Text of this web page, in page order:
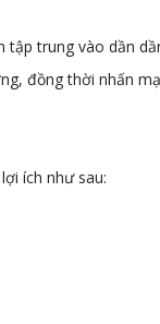
tập trung vào dần
đồng thời nhấn
ích như sau: